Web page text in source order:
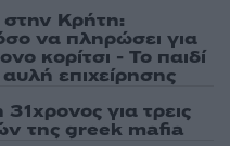
στην Κρήτη:
να πληρώσει για
κορίτσι - Το παιδί
επιχείρησης
για τρεις
της greek mafia